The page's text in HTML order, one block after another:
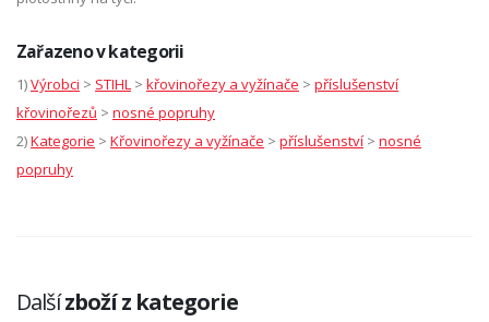
Zařazeno v kategorii
1)Výrobci > STIHL > křovinořezy a vyžínače > příslušenství
křovinořezů > nosné popruhy
2)Kategorie > Křovinořezy a vyžínače > příslušenství > nosné
popruhy
Dalšízboží z kategorie